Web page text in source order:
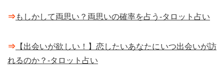
⇒もしかして両思い？両思いの確率を占う-タロット占い
⇒ 【出会いが欲しい！】恋したいあなたにいつ出会いが訪
れるのか？-タロット占い